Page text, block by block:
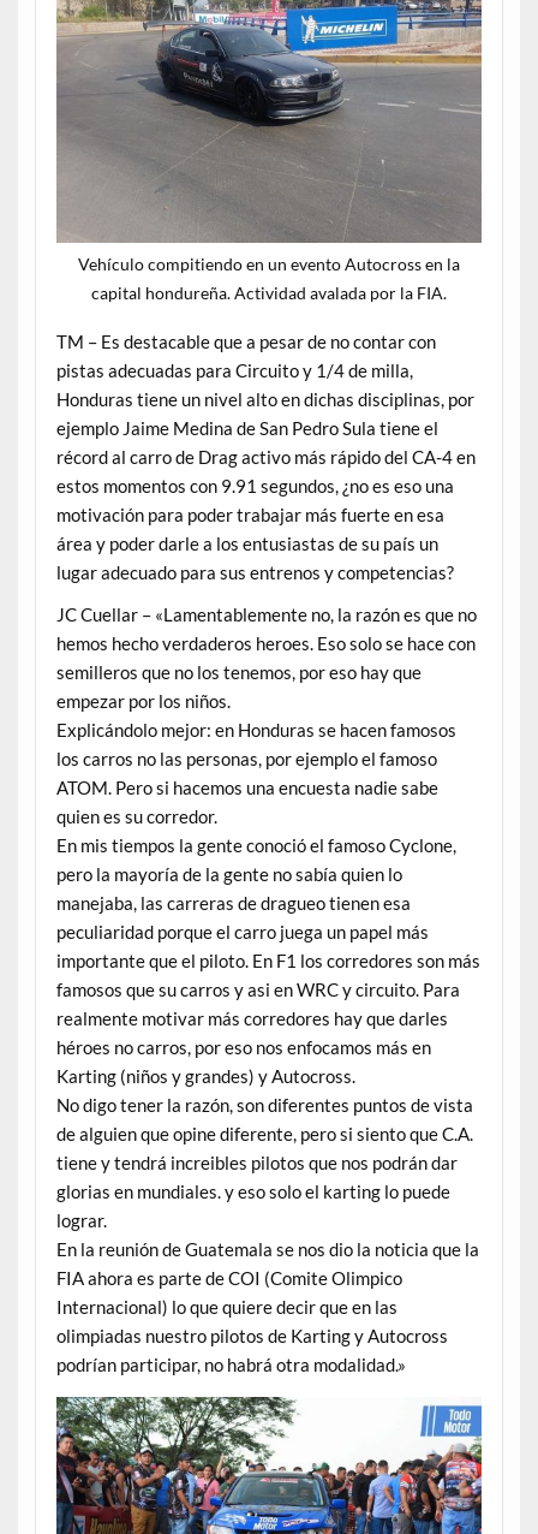
Vehículo compitiendo en un evento Autocross en la
capital hondureña. Actividad avalada por la FIA.
TM – Es destacable que a pesar de no contar con
pistas adecuadas para Circuito y 1/4 de milla,
Honduras tiene un nivel alto en dichas disciplinas, por
ejemplo Jaime Medina de San Pedro Sula tiene el
récord al carro de Drag activo más rápido del CA-4 en
estos momentos con 9.91 segundos, ¿no es eso una
motivación para poder trabajar más fuerte en esa
área y poder darle a los entusiastas de su país un
lugar adecuado para sus entrenos y competencias?
JC Cuellar – «Lamentablemente no, la razón es que no
hemos hecho verdaderos heroes. Eso solo se hace con
semilleros que no los tenemos, por eso hay que
empezar por los niños.
Explicándolo mejor: en Honduras se hacen famosos
los carros no las personas, por ejemplo el famoso
ATOM. Pero si hacemos una encuesta nadie sabe
quien es su corredor.
En mis tiempos la gente conoció el famoso Cyclone,
pero la mayoría de la gente no sabía quien lo
manejaba, las carreras de dragueo tienen esa
peculiaridad porque el carro juega un papel más
importante que el piloto. En F1 los corredores son más
famosos que su carros y asi en WRC y circuito. Para
realmente motivar más corredores hay que darles
héroes no carros, por eso nos enfocamos más en
Karting (niños y grandes) y Autocross.
No digo tener la razón, son diferentes puntos de vista
de alguien que opine diferente, pero si siento que C.A.
tiene y tendrá increibles pilotos que nos podrán dar
glorias en mundiales. y eso solo el karting lo puede
lograr.
En la reunión de Guatemala se nos dio la noticia que la
FIA ahora es parte de COI (Comite Olimpico
Internacional) lo que quiere decir que en las
olimpiadas nuestro pilotos de Karting y Autocross
podrían participar, no habrá otra modalidad.»